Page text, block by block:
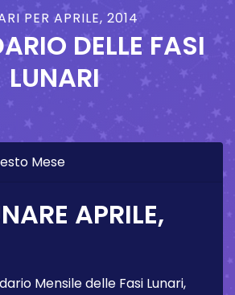
PER APRILE, 2014
DELLE FASI
LUNARI
Mese
APRILE,
Mensile delle Fasi Lunari,